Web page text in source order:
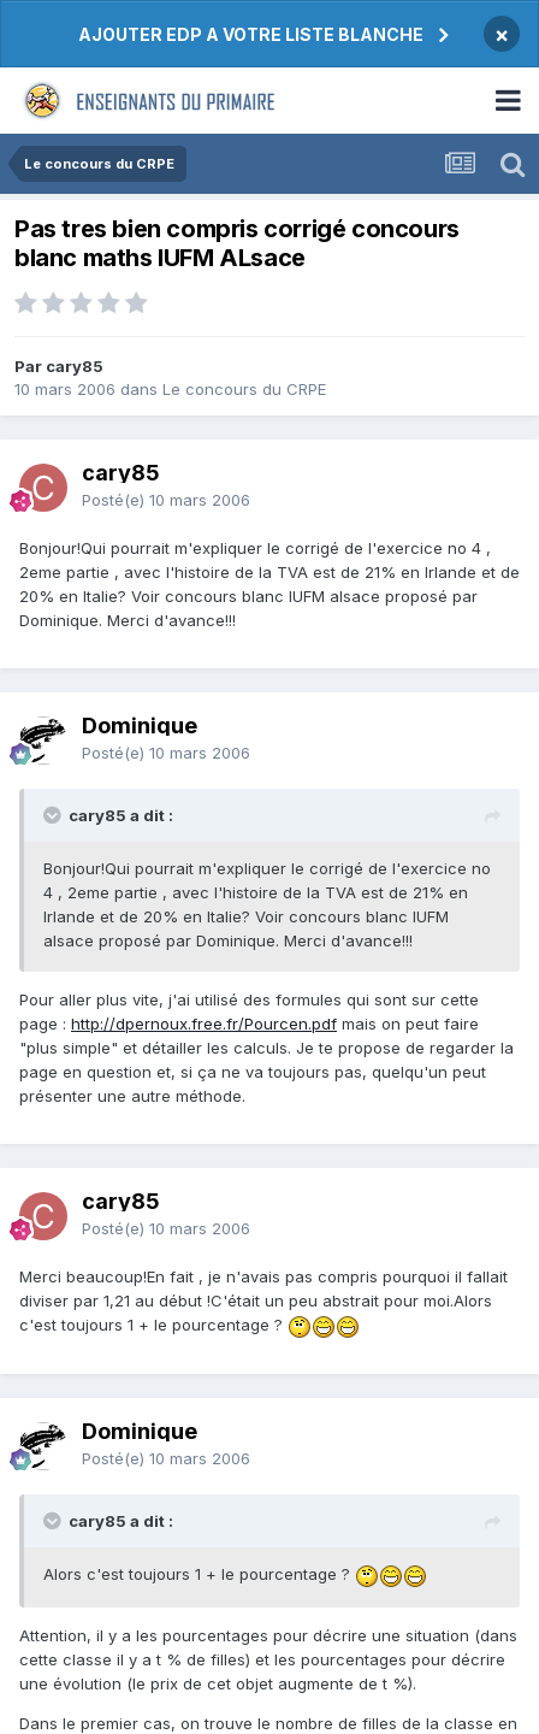
AJOUTER EDP A VOTRE LISTE BLANCHE ×
Le concours du CRPE
Pas tres bien compris corrigé concours
blanc maths IUFM ALsace
Par cary85
10 mars 2006 dans Le concours du CRPE
cary85
Posté(e) 10 mars 2006
Bonjour!Qui pourrait m'expliquer le corrigé de l'exercice no 4 ,
2eme partie , avec l'histoire de la TVA est de 21% en Irlande et de
20% en Italie? Voir concours blanc IUFM alsace proposé par
Dominique. Merci d'avance!!!
Dominique
Posté(e) 10 mars 2006
cary85 a dit :
Bonjour!Qui pourrait m'expliquer le corrigé de l'exercice no
4 , 2eme partie , avec l'histoire de la TVA est de 21% en
Irlande et de 20% en Italie? Voir concours blanc IUFM
alsace proposé par Dominique. Merci d'avance!!!
Pour aller plus vite, j'ai utilisé des formules qui sont sur cette
page : http://dpernoux.free.fr/Pourcen.pdf mais on peut faire
"plus simple" et détailler les calculs. Je te propose de regarder la
page en question et, si ça ne va toujours pas, quelqu'un peut
présenter une autre méthode.
cary85
Posté(e) 10 mars 2006
Merci beaucoup!En fait , je n'avais pas compris pourquoi il fallait
diviser par 1,21 au début !C'était un peu abstrait pour moi.Alors
c'est toujours 1 + le pourcentage ?
Dominique
Posté(e) 10 mars 2006
cary85 a dit :
Alors c'est toujours 1 + le pourcentage ?
Attention, il y a les pourcentages pour décrire une situation (dans
cette classe il y a t % de filles) et les pourcentages pour décrire
une évolution (le prix de cet objet augmente de t %).
Dans le premier cas, on trouve le nombre de filles de la classe en